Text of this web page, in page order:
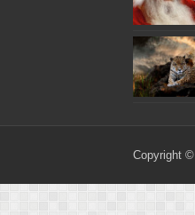
Copyright ©